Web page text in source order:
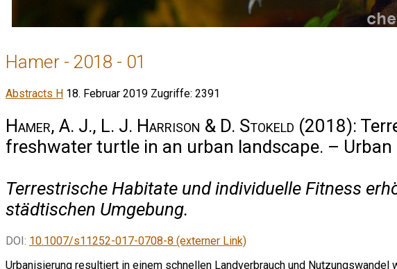
Hamer - 2018 - 01
Abstracts H 18. Februar 2019 Zugriffe: 2391
Hamer, A. J., L. J. Harrison & D. Stokeld (2018):
freshwater turtle in an urban landscape. –
Terrestrische Habitate und individuelle Fitness
städtischen Umgebung.
DOI: 10.1007/s11252-017-0708-8 (externer Link)
Urbanisierung resultiert in einem schnellen Landverbrauch und